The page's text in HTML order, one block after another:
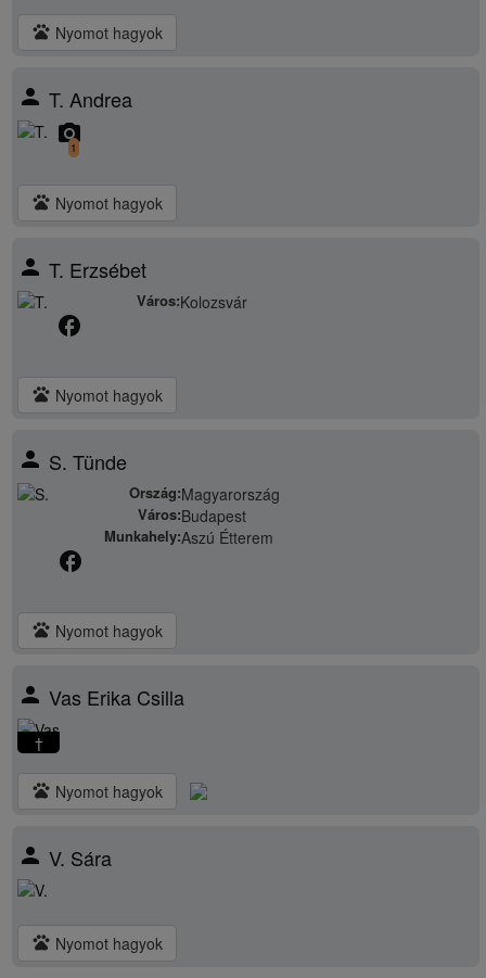
pets Nyomot hagyok
person T. Andrea
camera_alt
1
pets Nyomot hagyok
person T. Erzsébet
Város:Kolozsvár
facebook
pets Nyomot hagyok
person S. Tünde
Ország:Magyarország
Város:Budapest
Munkahely:Aszú Étterem
facebook
pets Nyomot hagyok
person Vas Erika Csilla
†
pets Nyomot hagyok
person V. Sára
pets Nyomot hagyok